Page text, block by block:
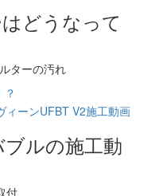
どうなって
ターの汚れ
ルの施工動
付